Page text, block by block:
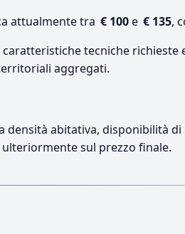
attualmente tra € 100e € 135,
tecniche richieste
aggregati.
densità abitativa, disponibilità
sul prezzo finale.